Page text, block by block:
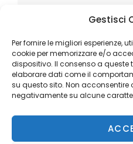
Gestisci
Per fornire le migliori esperienze,
cookie per memorizzare e/o
dispositivo. Il consenso a queste
elaborare dati come il
su questo sito. Non acconsentire
negativamente su alcune